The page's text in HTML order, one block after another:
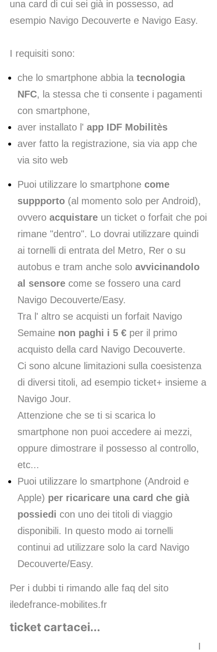
una card di cui sei già in possesso, ad
esempio Navigo Decouverte e Navigo Easy.
I requisiti sono:
che lo smartphone abbia la tecnologia
NFC, la stessa che ti consente i pagamenti
con smartphone,
aver installato l' app IDF Mobilitès
aver fatto la registrazione, sia via app che
via sito web
Puoi utilizzare lo smartphone come
suppporto (al momento solo per Android),
ovvero acquistare un ticket o forfait che poi
rimane "dentro". Lo dovrai utilizzare quindi
ai tornelli di entrata del Metro, Rer o su
autobus e tram anche solo avvicinandolo
al sensore come se fossero una card
Navigo Decouverte/Easy.
Tra l' altro se acquisti un forfait Navigo
Semaine non paghi i 5 € per il primo
acquisto della card Navigo Decouverte.
Ci sono alcune limitazioni sulla coesistenza
di diversi titoli, ad esempio ticket+ insieme a
Navigo Jour.
Attenzione che se ti si scarica lo
smartphone non puoi accedere ai mezzi,
oppure dimostrare il possesso al controllo,
etc...
Puoi utilizzare lo smartphone (Android e
Apple) per ricaricare una card che già
possiedi con uno dei titoli di viaggio
disponibili. In questo modo ai tornelli
continui ad utilizzare solo la card Navigo
Decouverte/Easy.
Per i dubbi ti rimando alle faq del sito
iledefrance-mobilites.fr
ticket cartacei...
I